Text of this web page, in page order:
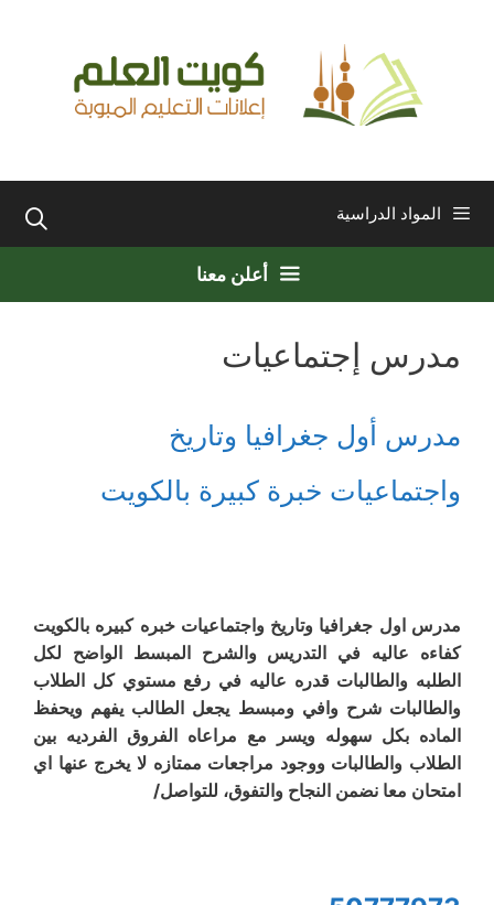
المواد الدراسية
أعلن معنا
مدرس إجتماعيات
مدرس أول جغرافيا وتاريخ
واجتماعيات خبرة كبيرة بالكويت
مدرس اول جغرافيا وتاريخ واجتماعيات خبره كبيره بالكويت
كفاءه عاليه في التدريس والشرح المبسط الواضح لكل
الطلبه والطالبات قدره عاليه في رفع مستوي كل الطلاب
والطالبات شرح وافي ومبسط يجعل الطالب يفهم ويحفظ
الماده بكل سهوله ويسر مع مراعاه الفروق الفرديه بين
الطلاب والطالبات ووجود مراجعات ممتازه لا يخرج عنها اي
امتحان معا نضمن النجاح والتفوق، للتواصل/